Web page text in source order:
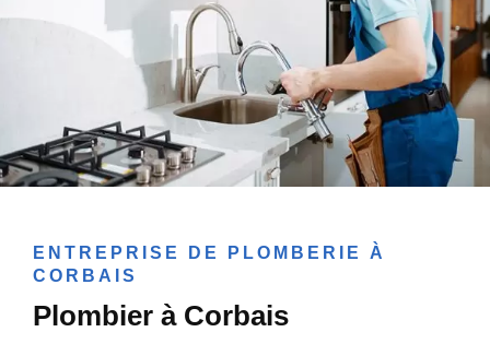
ENTREPRISE DE PLOMBERIE À
CORBAIS
Plombier à Corbais